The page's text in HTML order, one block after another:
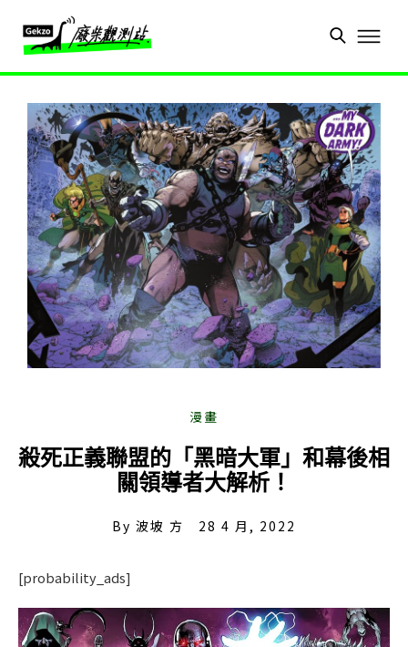
殺死正義聯盟的「黑暗大軍」和幕後相
關領導者大解析！
By 波坡 方 28 4 月, 2022
[probability_ads]